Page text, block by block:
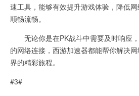
速工具，能够有效提升游戏体验，降低
顺畅流畅。
无论你是在PK战斗中需要及时响应
的网络连接，西游加速器都能帮你解决
界的精彩旅程。
#3#